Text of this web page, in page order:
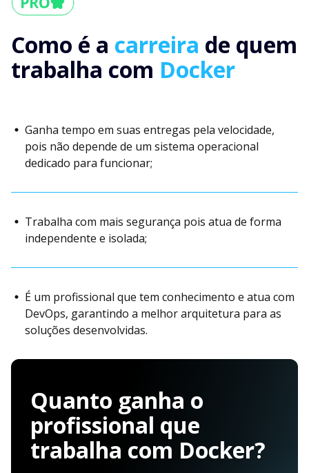
Como é a carreira de quem
trabalha com Docker
Ganha tempo em suas entregas pela velocidade,
pois não depende de um sistema operacional
dedicado para funcionar;
Trabalha com mais segurança pois atua de forma
independente e isolada;
É um profissional que tem conhecimento e atua com
DevOps, garantindo a melhor arquitetura para as
soluções desenvolvidas.
Quanto ganha o
profissional que
trabalha com Docker?